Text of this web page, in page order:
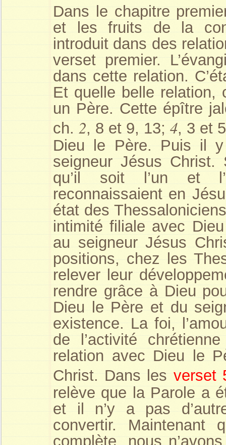
Dans le chapitre
et les fruits de la
introduit dans des
verset premier.
dans cette relation.
Et quelle belle relation,
un Père. Cette épître
ch. 2, 8 et 9, 13; 4, 3 et
Dieu le Père. Puis il
seigneur Jésus Christ.
qu’il soit l’un et
reconnaissaient en
état des
intimité filiale avec
au seigneur Jésus
positions, chez les
relever leur
rendre grâce à Dieu
Dieu le Père et du
existence. La foi,
de l’activité
relation avec Dieu le
Christ. Dans les verset
relève que la Parole a
et il n’y a pas
convertir. Maintenant
complète, nous